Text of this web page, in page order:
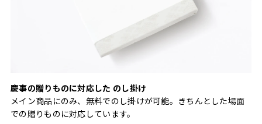
慶事の贈りものに対応した のし掛け
メイン商品にのみ、無料でのし掛けが可能。きちんとした場面
での贈りものに対応しています。